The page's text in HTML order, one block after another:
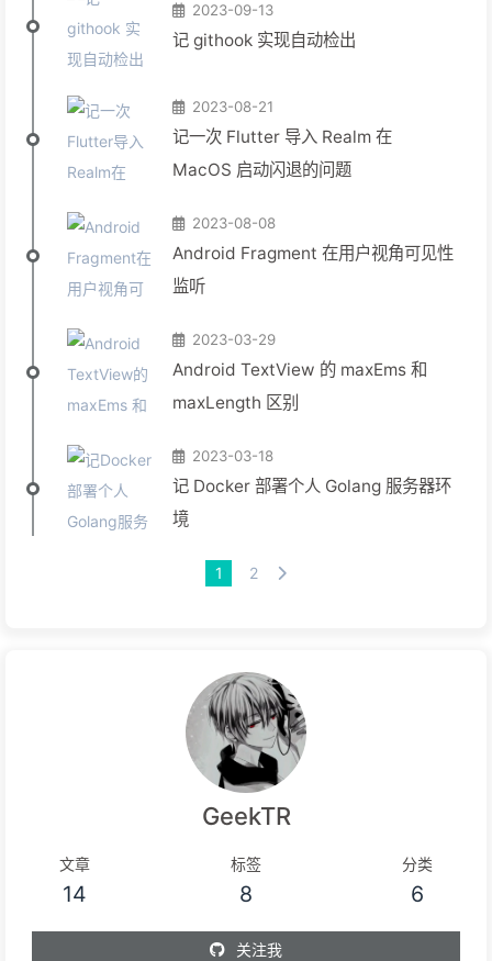
2023-09-13
记 githook 实现自动检出
2023-08-21
记一次 Flutter 导入 Realm 在
MacOS 启动闪退的问题
2023-08-08
Android Fragment 在用户视角可见性
监听
2023-03-29
Android TextView 的 maxEms 和
maxLength 区别
2023-03-18
记 Docker 部署个人 Golang 服务器环
境
1 2
GeekTR
文章
14
标签
8
分类
6
关注我